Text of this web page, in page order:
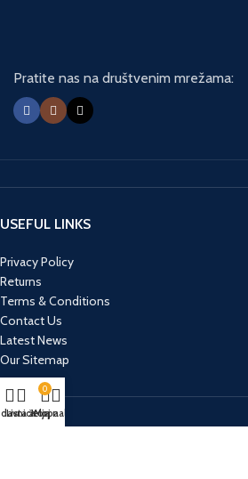
Pratite nas na društvenim mrežama:
USEFUL LINKS
Privacy Policy
Returns
Terms & Conditions
Contact Us
Latest News
Our Sitemap
Lista želja
0
Korpa
Moj nalog